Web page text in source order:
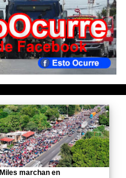
Miles marchan en